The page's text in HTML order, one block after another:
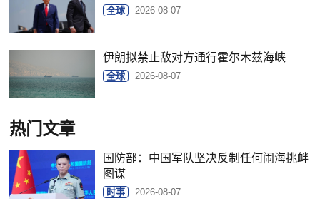
全球 2026-08-07
伊朗拟禁止敌对方通行霍尔木兹海峡
全球 2026-08-07
热门文章
国防部：中国军队坚决反制任何闹海挑衅
图谋
时事 2026-08-07